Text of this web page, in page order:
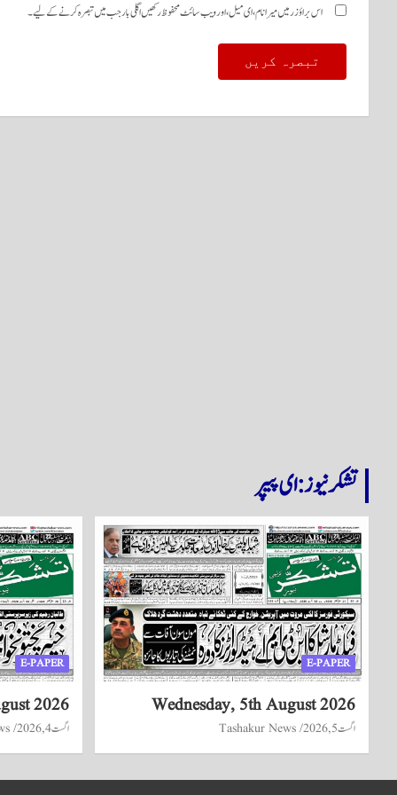
اس براؤزر میں میرا نام، ای میل، اور ویب سائٹ محفوظ رکھیں اگلی بار جب میں تبصرہ کرنے کےلیے۔
تشکر نیوز: ای پیپر
E-PAPER
Wednesday, 5th August 2026
اگست 5, 2026 Tashakur News
E-PAPER
2026
اگست 4, 2026